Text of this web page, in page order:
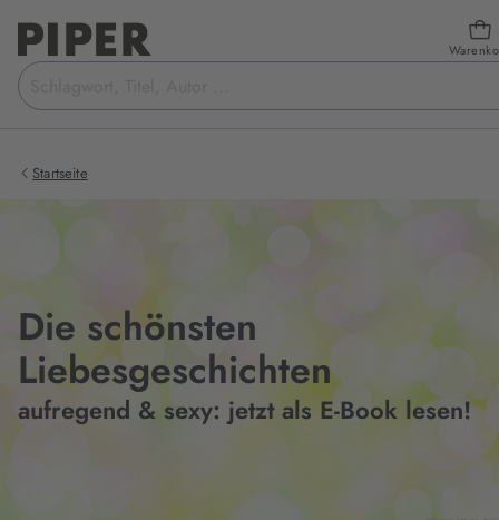
Suchbegriff
eingeben
Startseite
Die schönsten
Liebesgeschichten
aufregend & sexy: jetzt als E-Book lesen!